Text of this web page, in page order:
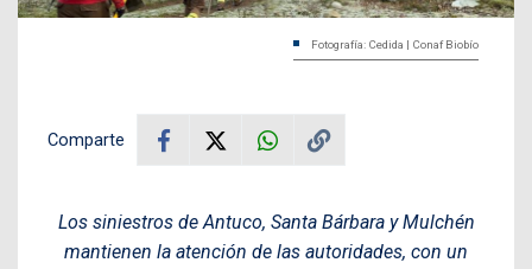
Fotografía: Cedida | Conaf Biobío
Comparte
Los siniestros de Antuco, Santa Bárbara y Mulchén
mantienen la atención de las autoridades, con un